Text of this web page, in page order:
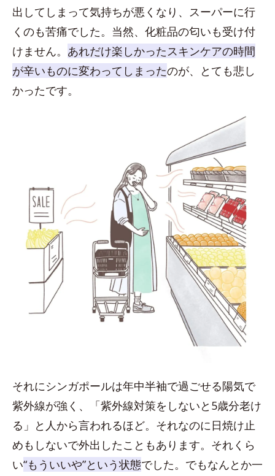
出してしまって気持ちが悪くなり、スーパーに行
くのも苦痛でした。当然、化粧品の匂いも受け付
けません。 あれだけ楽しかったスキンケアの時間
が辛いものに変わってしまったのが、とても悲し
かったです。
それにシンガポールは年中半袖で過ごせる陽気で
紫外線が強く、「紫外線対策をしないと5歳分老け
る」と人から言われるほど。それなのに日焼け止
めもしないで外出したこともあります。それくら
い“もういいや”という状態でした。でもなんとか一